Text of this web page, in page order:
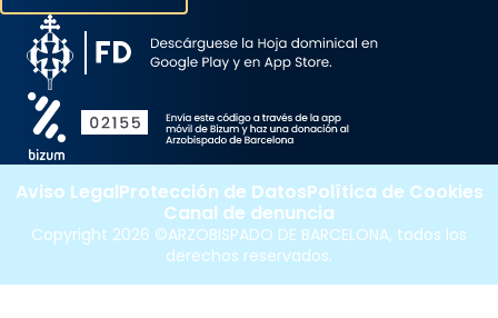
Copyright 2026 ©ARZOBISPADO DE BARCELONA, todos los
derechos reservados.
Aviso LegalProtección de DatosPolítica de Cookies
Canal de denuncia